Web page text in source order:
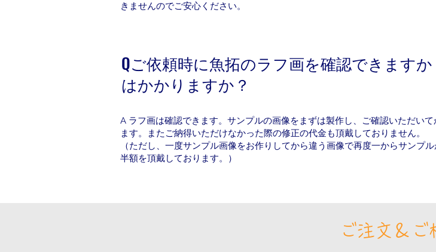
きませんのでご安心ください。
Qご依頼時に魚拓のラフ画を確認できます
はかかりますか？
A ラフ画は確認できます。サンプルの画像をまずは製作し、ご確認いただい
ます。またご納得いただけなかった際の修正の代金も頂戴しておりません。
（ただし、一度サンプル画像をお作りしてから違う画像で再度一からサンプ
半額を頂戴しております。）
ご注文＆ご